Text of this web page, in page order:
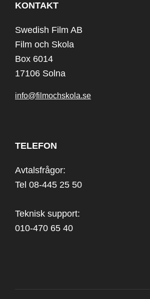
KONTAKT
Swedish Film AB
Film och Skola
Box 6014
17106 Solna
info@filmochskola.se
TELEFON
Avtalsfrågor:
Tel 08-445 25 50
Teknisk support:
010-470 65 40